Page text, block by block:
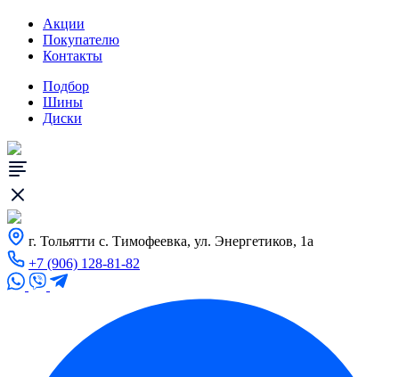
Акции
Покупателю
Контакты
Подбор
Шины
Диски
г. Тольятти с. Тимофеевка, ул. Энергетиков, 1а
+7 (906) 128-81-82